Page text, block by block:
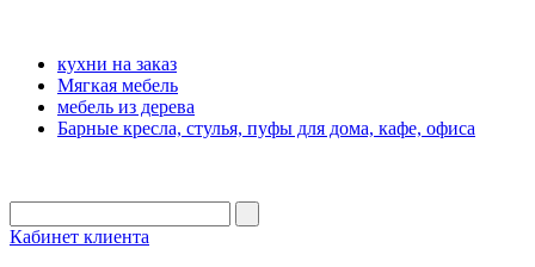
кухни на заказ
Мягкая мебель
мебель из дерева
Барные кресла, стулья, пуфы для дома, кафе, офиса
Кабинет клиента